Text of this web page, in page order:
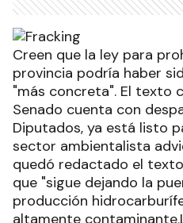
Creen que la ley para
provincia podría haber
"más concreta". El texto
Senado cuenta con
Diputados, ya está listo
sector ambientalista
quedó redactado el
que "sigue dejando la
producción